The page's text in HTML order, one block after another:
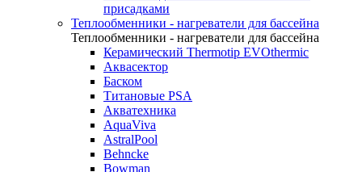
присадками
Теплообменники - нагреватели для бассейна
Теплообменники - нагреватели для бассейна
Керамический Thermotip EVOthermic
Аквасектор
Баском
Титановые PSA
Акватехника
AquaViva
AstralPool
Behncke
Bowman